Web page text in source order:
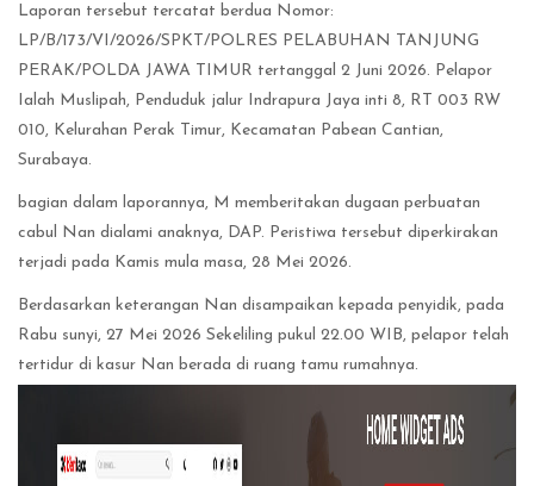
Laporan tersebut tercatat berdua Nomor:
LP/B/173/VI/2026/SPKT/POLRES PELABUHAN TANJUNG
PERAK/POLDA JAWA TIMUR tertanggal 2 Juni 2026. Pelapor
Ialah Muslipah, Penduduk jalur Indrapura Jaya inti 8, RT 003 RW
010, Kelurahan Perak Timur, Kecamatan Pabean Cantian,
Surabaya.
bagian dalam laporannya, M memberitakan dugaan perbuatan
cabul Nan dialami anaknya, DAP. Peristiwa tersebut diperkirakan
terjadi pada Kamis mula masa, 28 Mei 2026.
Berdasarkan keterangan Nan disampaikan kepada penyidik, pada
Rabu sunyi, 27 Mei 2026 Sekeliling pukul 22.00 WIB, pelapor telah
tertidur di kasur Nan berada di ruang tamu rumahnya.